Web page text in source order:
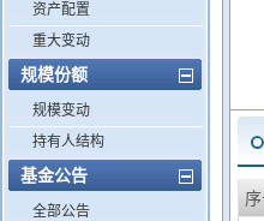
资产配置
重大变动
规模份额
规模变动
持有人结构
基金公告
全部公告